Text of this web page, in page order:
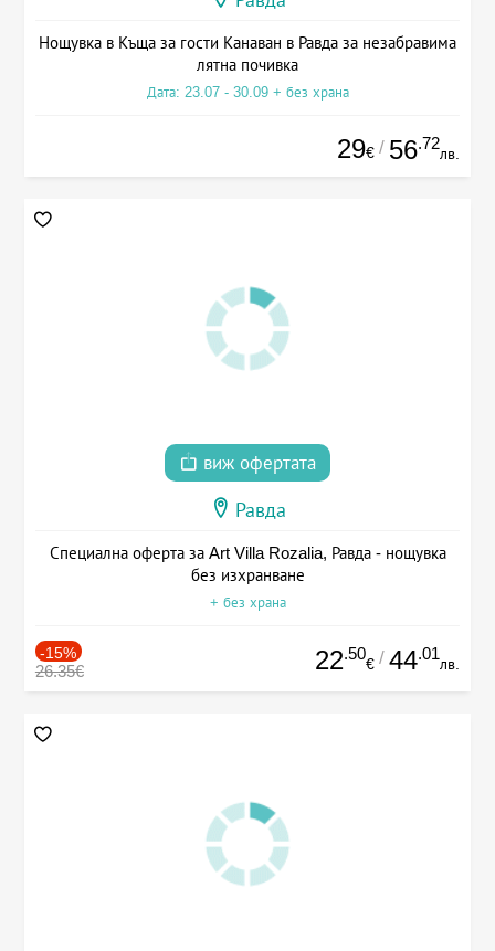
Нощувка в Къща за гости Канаван в Равда за незабравима
лятна почивка
Дата: 23.07 - 30.09 + без храна
29€ / 56.72
лв.
виж офертата
Равда
Специална оферта за Art Villa Rozalia, Равда - нощувка
без изхранване
+ без храна
-15%
26.35€ 22.50
€ / 44.01
лв.